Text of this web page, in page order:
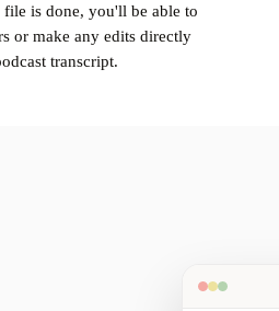
file is done, you'll be able to
or make any edits directly
transcript.